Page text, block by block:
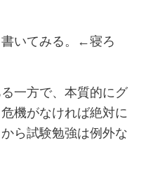
いてみる。←寝ろ
一方で、本質的にグ
機がなければ絶対に
ら試験勉強は例外な